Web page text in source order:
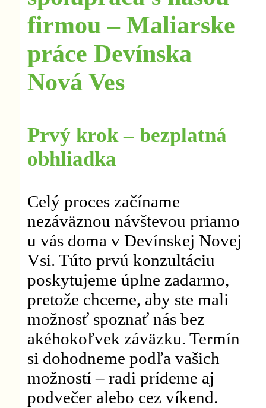
firmou – Maliarske
práce Devínska
Nová Ves
Prvý krok – bezplatná
obhliadka
Celý proces začíname
nezáväznou návštevou priamo
u vás doma v Devínskej Novej
Vsi. Túto prvú konzultáciu
poskytujeme úplne zadarmo,
pretože chceme, aby ste mali
možnosť spoznať nás bez
akéhokoľvek záväzku. Termín
si dohodneme podľa vašich
možností – radi prídeme aj
podvečer alebo cez víkend.